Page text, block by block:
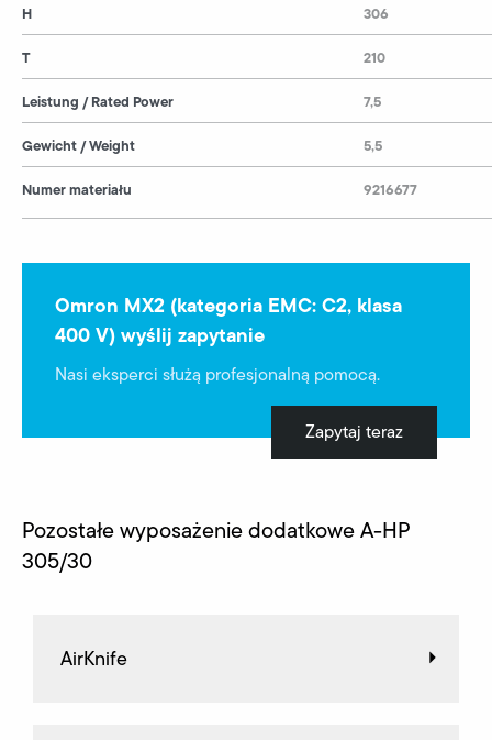
H
T
Leistung / Rated Power
Gewicht / Weight
Numer materiału
306
210
7,5
5,5
9216677
Omron MX2 (kategoria EMC: C2, klasa
400 V) wyślij zapytanie
Nasi eksperci służą profesjonalną pomocą.
Zapytaj teraz
Pozostałe wyposażenie dodatkowe A-HP
305/30
AirKnife